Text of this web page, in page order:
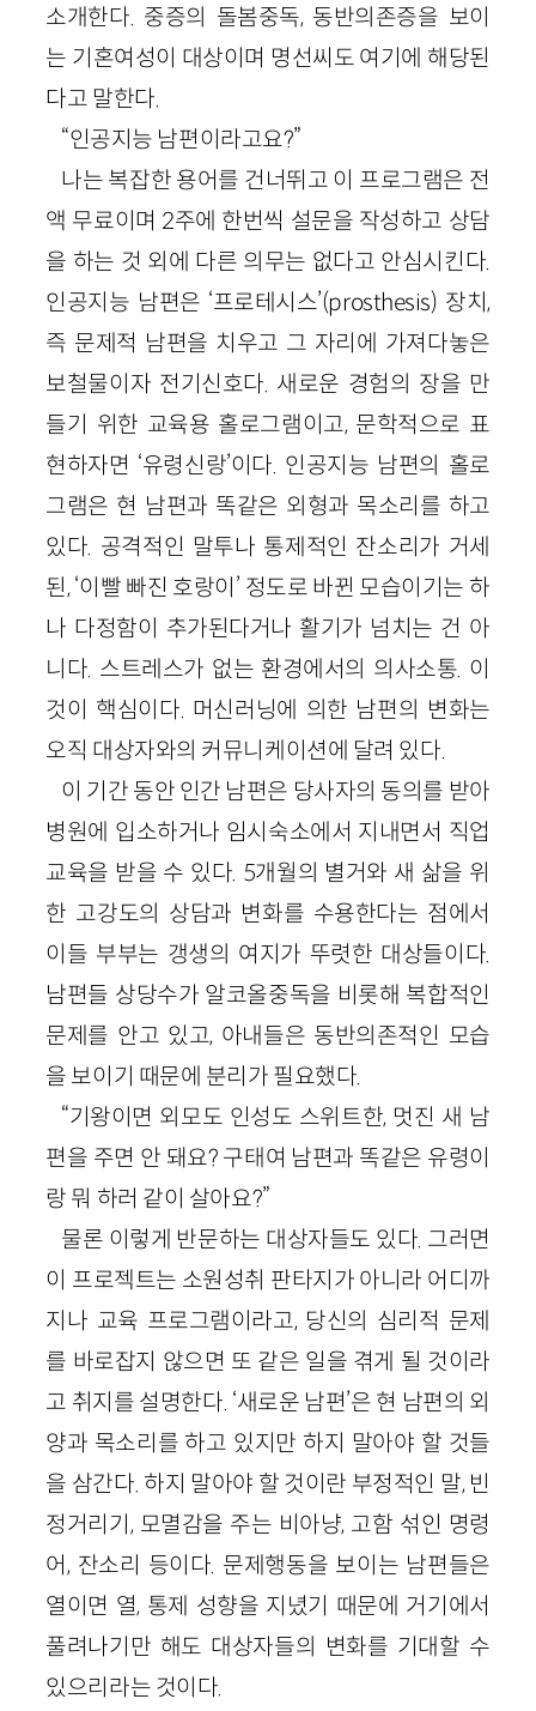
소개한다. 중증의 돌봄중독, 동반의존증을 보이
는 기혼여성이 대상이며 명선씨도 여기에 해당된
다고 말한다.
“인공지능 남편이라고요?”
나는 복잡한 용어를 건너뛰고 이 프로그램은 전
액 무료이며 2주에 한번씩 설문을 작성하고 상담
을 하는 것 외에 다른 의무는 없다고 안심시킨다.
인공지능 남편은 ‘프로테시스’(prosthesis) 장치,
즉 문제적 남편을 치우고 그 자리에 가져다놓은
보철물이자 전기신호다. 새로운 경험의 장을 만
들기 위한 교육용 홀로그램이고, 문학적으로 표
현하자면 ‘유령신랑’이다. 인공지능 남편의 홀로
그램은 현 남편과 똑같은 외형과 목소리를 하고
있다. 공격적인 말투나 통제적인 잔소리가 거세
된, ‘이빨 빠진 호랑이’ 정도로 바뀐 모습이기는 하
나 다정함이 추가된다거나 활기가 넘치는 건 아
니다. 스트레스가 없는 환경에서의 의사소통. 이
것이 핵심이다. 머신러닝에 의한 남편의 변화는
오직 대상자와의 커뮤니케이션에 달려 있다.
이 기간 동안 인간 남편은 당사자의 동의를 받아
병원에 입소하거나 임시숙소에서 지내면서 직업
교육을 받을 수 있다. 5개월의 별거와 새 삶을 위
한 고강도의 상담과 변화를 수용한다는 점에서
이들 부부는 갱생의 여지가 뚜렷한 대상들이다.
남편들 상당수가 알코올중독을 비롯해 복합적인
문제를 안고 있고, 아내들은 동반의존적인 모습
을 보이기 때문에 분리가 필요했다.
“기왕이면 외모도 인성도 스위트한, 멋진 새 남
편을 주면 안 돼요? 구태여 남편과 똑같은 유령이
랑 뭐 하러 같이 살아요?”
물론 이렇게 반문하는 대상자들도 있다. 그러면
이 프로젝트는 소원성취 판타지가 아니라 어디까
지나 교육 프로그램이라고, 당신의 심리적 문제
를 바로잡지 않으면 또 같은 일을 겪게 될 것이라
고 취지를 설명한다. ‘새로운 남편’은 현 남편의 외
양과 목소리를 하고 있지만 하지 말아야 할 것들
을 삼간다. 하지 말아야 할 것이란 부정적인 말, 빈
정거리기, 모멸감을 주는 비아냥, 고함 섞인 명령
어, 잔소리 등이다. 문제행동을 보이는 남편들은
열이면 열, 통제 성향을 지녔기 때문에 거기에서
풀려나기만 해도 대상자들의 변화를 기대할 수
있으리라는 것이다.